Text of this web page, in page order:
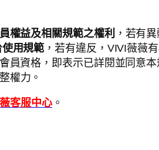
權益及相關規範之權利 ，若有
用規範 ，若有違反，VIVI薇薇
員資格，即表示已詳閱並同意
權力。
客服中心。